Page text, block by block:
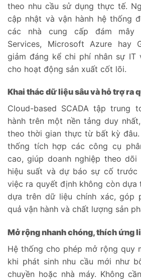
theo nhu cầu sử dụng thực tế.
cập nhật và vận hành hệ thống
các nhà cung cấp đám mây
Services, Microsoft Azure hay
giảm đáng kể chi phí nhân sự IT
cho hoạt động sản xuất cốt lõi.
Khai thác dữ liệu sâu và hỗ trợ ra
Cloud-based SCADA tập trung
hành trên một nền tảng duy
theo thời gian thực từ bất kỳ đâu.
thống tích hợp các công cụ
cao, giúp doanh nghiệp theo dõi
hiệu suất và dự báo sự cố trước
việc ra quyết định không còn dựa
dựa trên dữ liệu chính xác, góp
quả vận hành và chất lượng sản
Mở rộng nhanh chóng, thích ứng
Hệ thống cho phép mở rộng quy
khi phát sinh nhu cầu mới như
chuyền hoặc nhà máy. Không